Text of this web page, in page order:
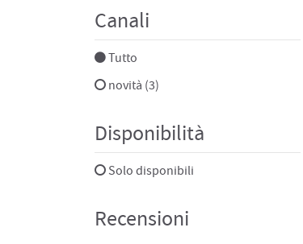
Canali
Tutto
novità (3)
Disponibilità
Solo disponibili
Recensioni